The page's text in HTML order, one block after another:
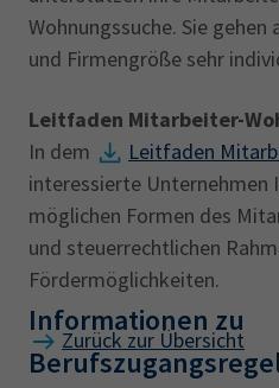
Wohnungssuche. Sie gehen
und Firmengröße sehr
Leitfaden Mitarbeiter-
In dem
Leitfaden
interessierte Unternehmen
möglichen Formen des
und steuerrechtlichen
Fördermöglichkeiten.
Zurück zur Übersicht
Informationen zu